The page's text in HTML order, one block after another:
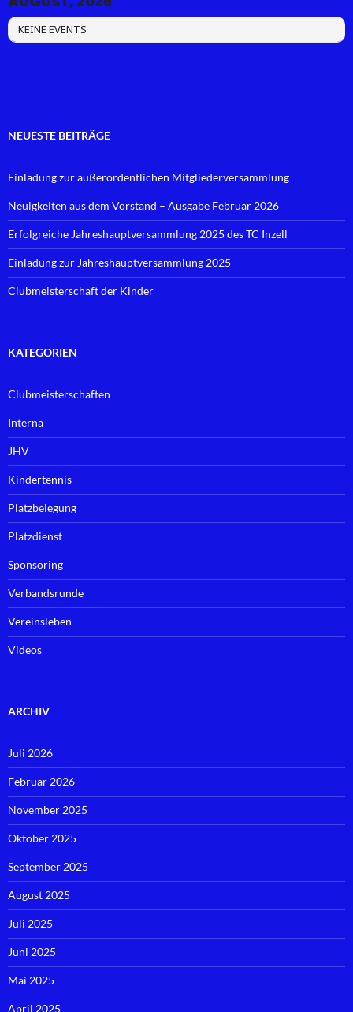
KEINE EVENTS
NEUESTE BEITRÄGE
Einladung zur außerordentlichen Mitgliederversammlung
Neuigkeiten aus dem Vorstand – Ausgabe Februar 2026
Erfolgreiche Jahreshauptversammlung 2025 des TC Inzell
Einladung zur Jahreshauptversammlung 2025
Clubmeisterschaft der Kinder
KATEGORIEN
Clubmeisterschaften
Interna
JHV
Kindertennis
Platzbelegung
Platzdienst
Sponsoring
Verbandsrunde
Vereinsleben
Videos
ARCHIV
Juli 2026
Februar 2026
November 2025
Oktober 2025
September 2025
August 2025
Juli 2025
Juni 2025
Mai 2025
April 2025